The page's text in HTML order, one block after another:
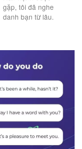
gặp, tôi đã nghe
danh bạn từ lâu.